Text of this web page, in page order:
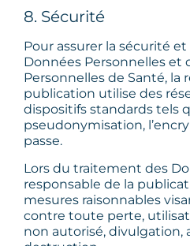
8. Sécurité
Pour assurer la sécurité
Données Personnelles et
Personnelles de Santé, la
publication utilise des
dispositifs standards tels
pseudonymisation,
passe.
Lors du traitement des
responsable de la
mesures raisonnables
contre toute perte,
non autorisé, divulgation,